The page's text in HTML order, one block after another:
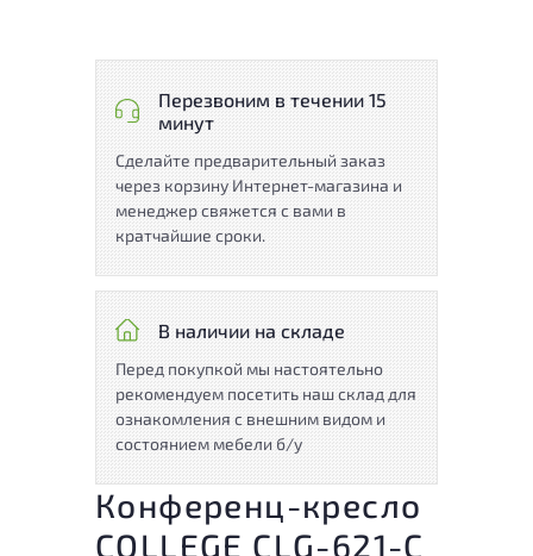
Перезвоним в течении 15
минут
Сделайте предварительный заказ
через корзину Интернет-магазина и
менеджер свяжется с вами в
кратчайшие сроки.
В наличии на складе
Перед покупкой мы настоятельно
рекомендуем посетить наш склад для
ознакомления с внешним видом и
состоянием мебели б/у
Конференц-кресло
COLLEGE CLG-621-C